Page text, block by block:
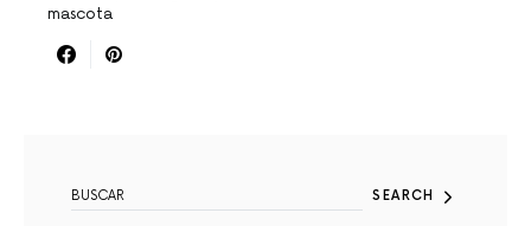
mascota
SEARCH